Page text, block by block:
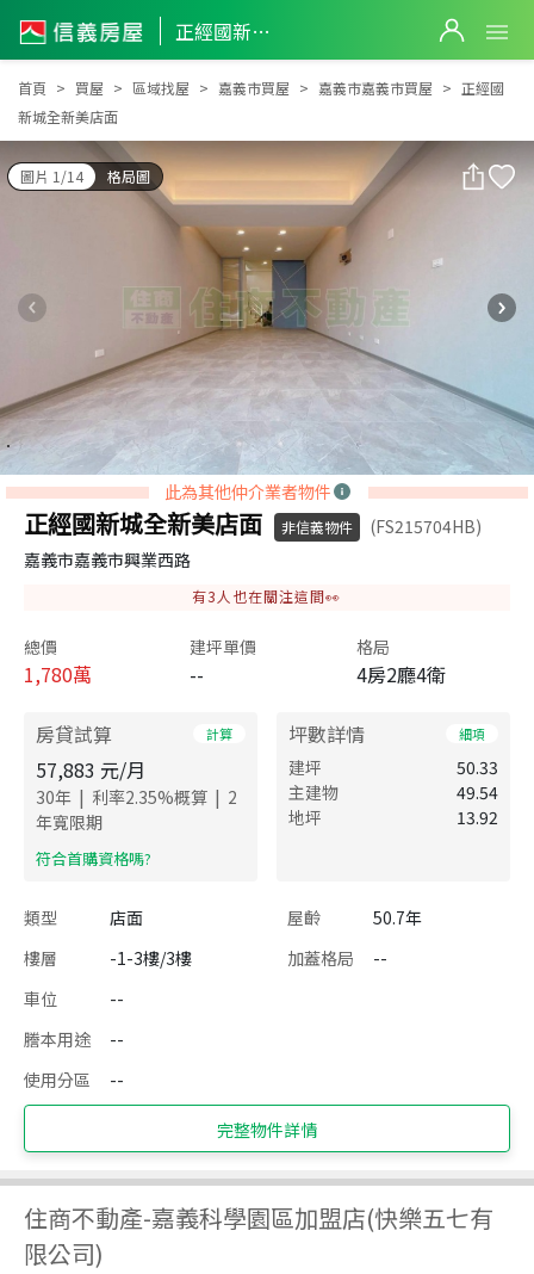
正經國新城全新美店面
正經國新城全新美店面
首頁 買屋 區域找屋 嘉義市買屋 嘉義市嘉義市買屋
正經國
新城全新美店面
圖片 1/14 格局圖
此為其他仲介業者物件
正經國新城全新美店面 非信義物件
(FS215704HB)
嘉義市嘉義市興業西路
有3 人也在關注這間👀
總價
1,780萬
建坪單價
--
格局
4房2廳4衛
房貸試算 計算
57,883 元/月
30年 | 利率2.35%概算 | 2
年寬限期
​符合首購資格嗎?
坪數詳情 細項
建坪
50.33
主建物
49.54
地坪
13.92
類型 店面 屋齡
50.7年
樓層
-1-3樓/3樓 加蓋格局
--
車位
--
謄本用途
--
使用分區
--
完整物件詳情
住商不動產-嘉義科學園區加盟店(快樂五七有
限公司)